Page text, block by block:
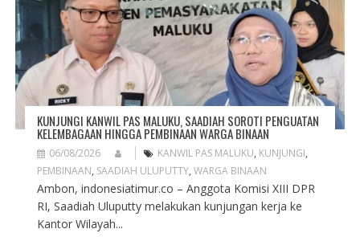
KUNJUNGI KANWIL PAS MALUKU, SAADIAH SOROTI PENGUATAN
KELEMBAGAAN HINGGA PEMBINAAN WARGA BINAAN
06/08/2026 KANWIL PAS MALUKU, KUNJUNGI,
PEMBINAAN, SAADIAH ULUPUTTY, WARGA BINAAN
Ambon, indonesiatimur.co – Anggota Komisi XIII DPR
RI, Saadiah Uluputty melakukan kunjungan kerja ke
Kantor Wilayah...